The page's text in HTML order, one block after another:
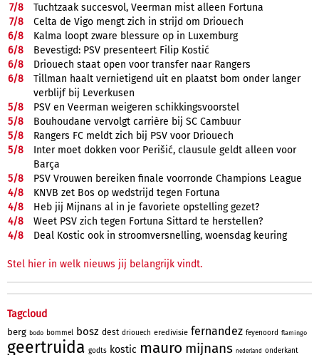
7/8
Tuchtzaak succesvol, Veerman mist alleen Fortuna
7/8
Celta de Vigo mengt zich in strijd om Driouech
6/8
Kalma loopt zware blessure op in Luxemburg
6/8
Bevestigd: PSV presenteert Filip Kostić
6/8
Driouech staat open voor transfer naar Rangers
6/8
Tillman haalt vernietigend uit en plaatst bom onder langer
verblijf bij Leverkusen
5/8
PSV en Veerman weigeren schikkingsvoorstel
5/8
Bouhoudane vervolgt carrière bij SC Cambuur
5/8
Rangers FC meldt zich bij PSV voor Driouech
5/8
Inter moet dokken voor Perišić, clausule geldt alleen voor
Barça
5/8
PSV Vrouwen bereiken finale voorronde Champions League
4/8
KNVB zet Bos op wedstrijd tegen Fortuna
4/8
Heb jij Mijnans al in je favoriete opstelling gezet?
4/8
Weet PSV zich tegen Fortuna Sittard te herstellen?
4/8 Deal Kostic ook in stroomversnelling, woensdag keuring
Stel hier in welk nieuws jij belangrijk vindt.
Tagcloud
berg bodo bommel bosz dest driouech eredivisie fernandez feyenoord flamingo
geertruida godts kostic mauro mijnans nederland onderkant